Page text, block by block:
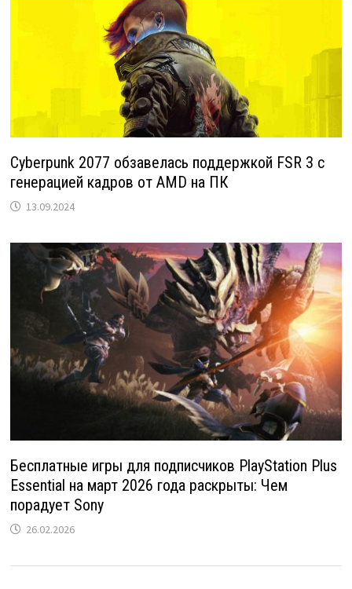
Cyberpunk 2077 обзавелась поддержкой FSR 3 с
генерацией кадров от AMD на ПК
13.09.2024
Бесплатные игры для подписчиков PlayStation Plus
Essential на март 2026 года раскрыты: Чем
порадует Sony
26.02.2026